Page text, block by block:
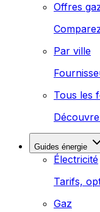
Offres
Par ville
Tous les
Guides énergie
Électricité
Tarifs,
Gaz